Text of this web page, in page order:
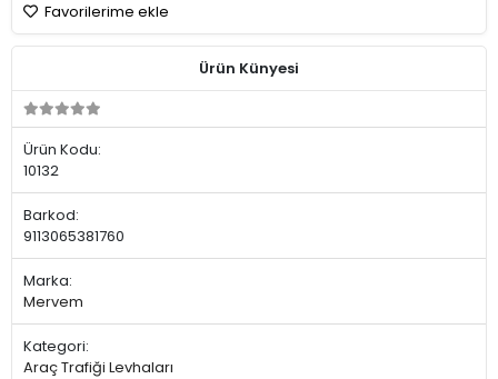
Favorilerime ekle
Ürün Künyesi
Ürün Kodu:
10132
Barkod:
9113065381760
Marka:
Mervem
Kategori:
Araç Trafiği Levhaları